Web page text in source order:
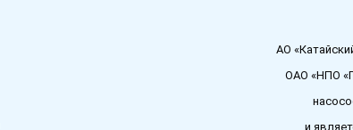
АО
ОАО «НПО
и